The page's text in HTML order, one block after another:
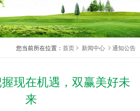
您当前所在位置：首页 新闻中心 通知公告
现在机遇，双赢美好未
来